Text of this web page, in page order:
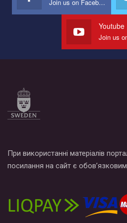
Join us on Facebook
Youtube
Join us
При використанні матеріалів
посилання на сайт є обов’язковим.